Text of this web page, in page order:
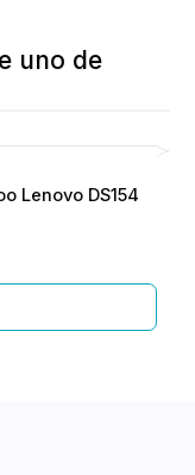
uno de
Lenovo DS154